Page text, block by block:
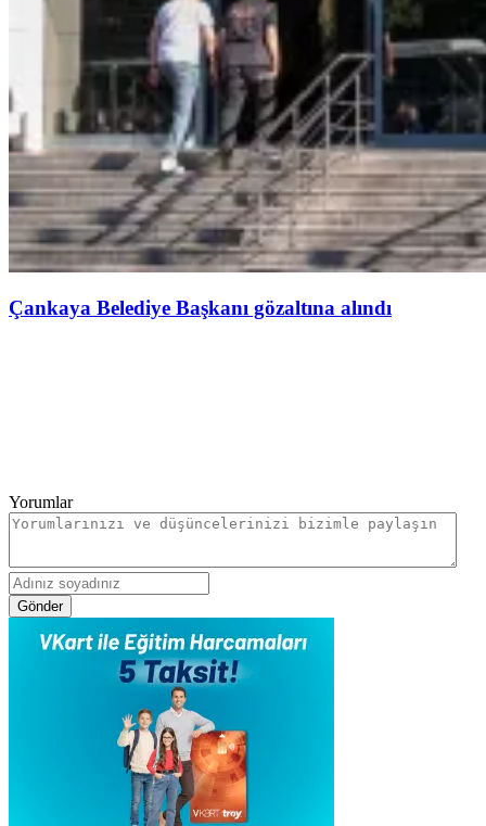
Çankaya Belediye Başkanı gözaltına alındı
Yorumlar
Gönder